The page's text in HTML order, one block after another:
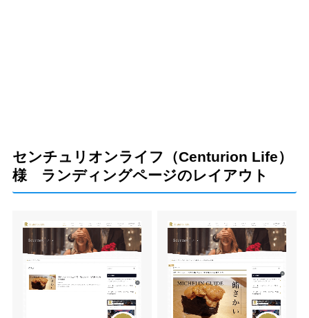
センチュリオンライフ（Centurion Life）
様 ランディングページのレイアウト